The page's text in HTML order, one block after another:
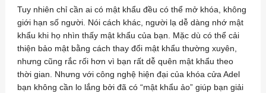
Tuy nhiên chỉ cần ai có mật khẩu đều có thể mở khóa, không
giới hạn số người. Nói cách khác, người lạ dễ dàng nhớ mật
khẩu khi họ nhìn thấy mật khẩu của bạn. Mặc dù có thể cải
thiện bảo mật bằng cách thay đổi mật khẩu thường xuyên,
nhưng cũng rắc rối hơn vì bạn rất dễ quên mật khẩu theo
thời gian. Nhưng với công nghệ hiện đại của khóa cửa Adel
bạn không cần lo lắng bởi đã có “mật khẩu ảo” giúp bạn giải